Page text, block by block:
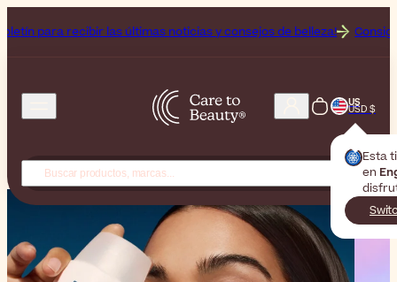
las últimas noticias y consejos de belleza! Consigue un 25 % de
US
USD $
Esta
en